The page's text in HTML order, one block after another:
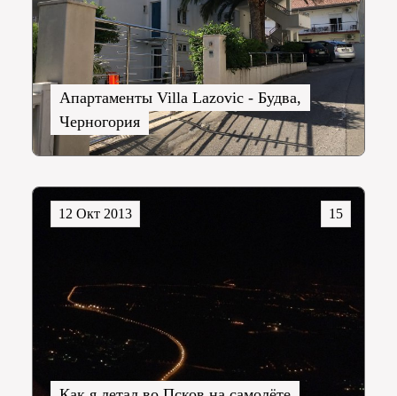
Апартаменты Villa Lazovic - Будва,
Черногория
15
12 Окт 2013